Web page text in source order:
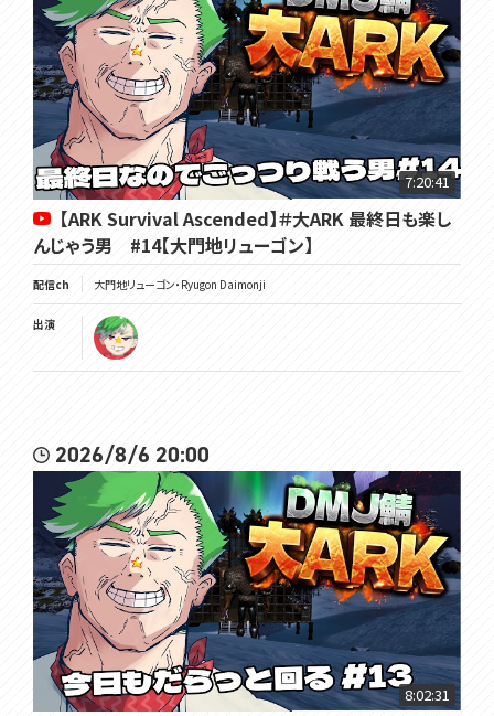
7:20:41
【ARK Survival Ascended】＃大ARK 最終日も楽し
んじゃう男 #14【大門地リューゴン】
配信ch 大門地リューゴン・Ryugon Daimonji
出演
2026/8/6 20:00
8:02:31